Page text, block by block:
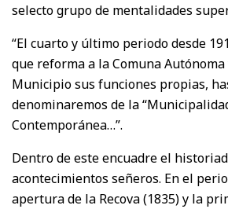
selecto grupo de mentalidades
“El cuarto y último periodo desde
que reforma a la Comuna
Municipio sus funciones propias,
denominaremos de la
Contemporánea…”.
Dentro de este encuadre el
acontecimientos señeros. En el
apertura de la Recova (1835) y la